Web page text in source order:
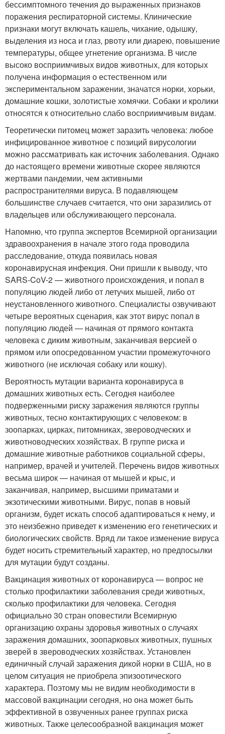
бессимптомного течения до выраженных признаков
поражения респираторной системы. Клинические
признаки могут включать кашель, чихание, одышку,
выделения из носа и глаз, рвоту или диарею, повышение
температуры, общее угнетение организма. В числе
высоко восприимчивых видов животных, для которых
получена информация о естественном или
экспериментальном заражении, значатся норки, хорьки,
домашние кошки, золотистые хомячки. Собаки и кролики
относятся к относительно слабо восприимчивым видам.
Теоретически питомец может заразить человека: любое
инфицированное животное с позиций вирусологии
можно рассматривать как источник заболевания. Однако
до настоящего времени животные скорее являются
жертвами пандемии, чем активными
распространителями вируса. В подавляющем
большинстве случаев считается, что они заразились от
владельцев или обслуживающего персонала.
Напомню, что группа экспертов Всемирной организации
здравоохранения в начале этого года проводила
расследование, откуда появилась новая
коронавирусная инфекция. Они пришли к выводу, что
SARS-CoV-2 — животного происхождения, и попал в
популяцию людей либо от летучих мышей, либо от
неустановленного животного. Специалисты озвучивают
четыре вероятных сценария, как этот вирус попал в
популяцию людей — начиная от прямого контакта
человека с диким животным, заканчивая версией о
прямом или опосредованном участии промежуточного
животного (не исключая собаку или кошку).
Вероятность мутации варианта коронавируса в
домашних животных есть. Сегодня наиболее
подверженными риску заражения являются группы
животных, тесно контактирующих с человеком: в
зоопарках, цирках, питомниках, звероводческих и
животноводческих хозяйствах. В группе риска и
домашние животные работников социальной сферы,
например, врачей и учителей. Перечень видов животных
весьма широк — начиная от мышей и крыс, и
заканчивая, например, высшими приматами и
экзотическими животными. Вирус, попав в новый
организм, будет искать способ адаптироваться к нему, и
это неизбежно приведет к изменению его генетических и
биологических свойств. Вряд ли такое изменение вируса
будет носить стремительный характер, но предпосылки
для мутации будут созданы.
Вакцинация животных от коронавируса — вопрос не
столько профилактики заболевания среди животных,
сколько профилактики для человека. Сегодня
официально 30 стран оповестили Всемирную
организацию охраны здоровья животных о случаях
заражения домашних, зоопарковых животных, пушных
зверей в звероводческих хозяйствах. Установлен
единичный случай заражения дикой норки в США, но в
целом ситуация не приобрела эпизоотического
характера. Поэтому мы не видим необходимости в
массовой вакцинации сегодня, но она может быть
эффективной в озвученных ранее группах риска
животных. Также целесообразной вакцинация может